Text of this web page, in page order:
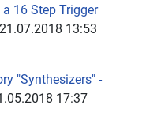
16 Step Trigger
21.07.2018 13:53
"Synthesizers" -
17:37